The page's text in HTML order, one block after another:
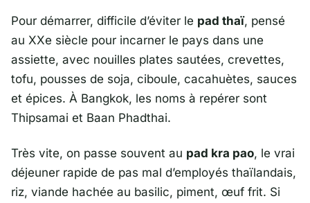
Pour démarrer, difficile d’éviter le pad thaï, pensé
au XXe siècle pour incarner le pays dans une
assiette, avec nouilles plates sautées, crevettes,
tofu, pousses de soja, ciboule, cacahuètes, sauces
et épices. À Bangkok, les noms à repérer sont
Thipsamai et Baan Phadthai.
Très vite, on passe souvent au pad kra pao, le vrai
déjeuner rapide de pas mal d’employés thaïlandais,
riz, viande hachée au basilic, piment, œuf frit. Si